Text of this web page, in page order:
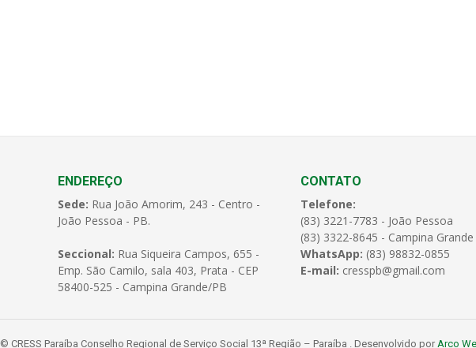
ENDEREÇO
Sede: Rua João Amorim, 243 - Centro -
João Pessoa - PB.
Seccional: Rua Siqueira Campos, 655 -
Emp. São Camilo, sala 403, Prata - CEP
58400-525 - Campina Grande/PB
CONTATO
Telefone:
(83) 3221-7783 - João Pessoa
(83) 3322-8645 - Campina Grande
WhatsApp: (83) 98832-0855
E-mail: cresspb@gmail.com
© CRESS Paraíba Conselho Regional de Serviço Social 13ª Região – Paraíba . Desenvolvido por Arco